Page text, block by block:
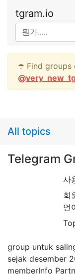
tgram.io
☂️ Find groups
@
All topics
Telegram
사
회
언
group untuk
sejak desember
memberInfo